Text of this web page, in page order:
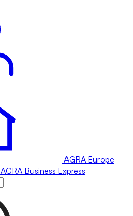
AGRA Europe
AGRA Business Express